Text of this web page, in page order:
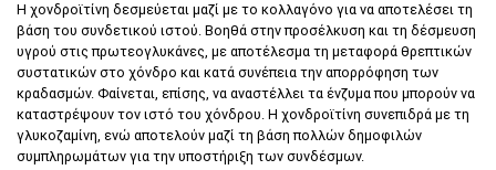
Η χονδροϊτίνη δεσμεύεται μαζί με το κολλαγόνο για να αποτελέσει τη
βάση του συνδετικού ιστού. Βοηθά στην προσέλκυση και τη δέσμευση
υγρού στις πρωτεογλυκάνες, με αποτέλεσμα τη μεταφορά θρεπτικών
συστατικών στο χόνδρο και κατά συνέπεια την απορρόφηση των
κραδασμών. Φαίνεται, επίσης, να αναστέλλει τα ένζυμα που μπορούν να
καταστρέψουν τον ιστό του χόνδρου. Η χονδροϊτίνη συνεπιδρά με τη
γλυκοζαμίνη, ενώ αποτελούν μαζί τη βάση πολλών δημοφιλών
συμπληρωμάτων για την υποστήριξη των συνδέσμων.